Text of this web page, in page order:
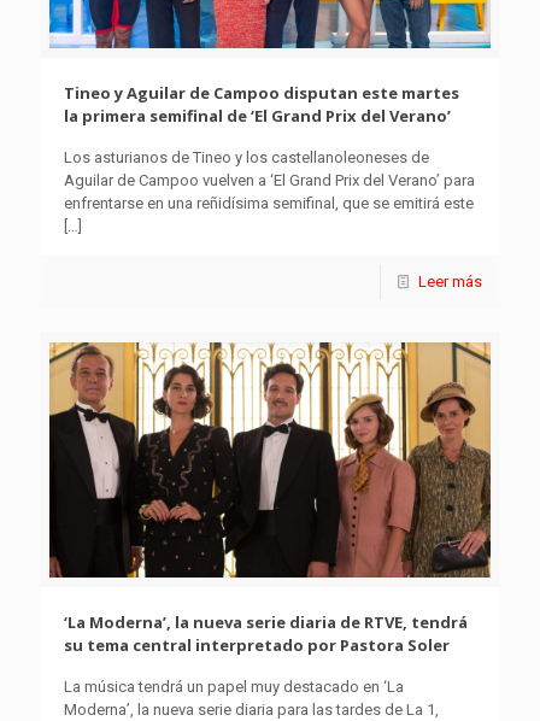
Tineo y Aguilar de Campoo disputan este martes
la primera semifinal de ‘El Grand Prix del Verano’
Los asturianos de Tineo y los castellanoleoneses de
Aguilar de Campoo vuelven a ‘El Grand Prix del Verano’ para
enfrentarse en una reñidísima semifinal, que se emitirá este
[…]
Leer más
‘La Moderna’, la nueva serie diaria de RTVE, tendrá
su tema central interpretado por Pastora Soler
La música tendrá un papel muy destacado en ‘La
Moderna’, la nueva serie diaria para las tardes de La 1,